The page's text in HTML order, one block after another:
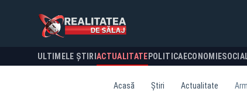
ULTIMELE ȘTIRI ACTUALITATE POLITICA ECONOMIE
Acasă Știri Actualitate